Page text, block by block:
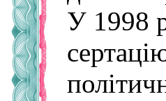
У 1998